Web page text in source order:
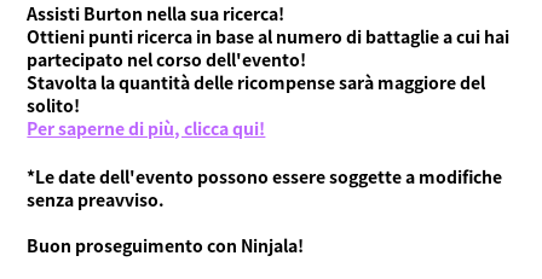
Assisti Burton nella sua ricerca!
Ottieni punti ricerca in base al numero di battaglie a cui hai
partecipato nel corso dell'evento!
Stavolta la quantità delle ricompense sarà maggiore del
solito!
Per saperne di più, clicca qui!
*Le date dell'evento possono essere soggette a modifiche
senza preavviso.
Buon proseguimento con Ninjala!